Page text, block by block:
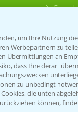
um Ihre Nutzung
Werbepartnern zu
Übermittlungen an
dass Ihre derart
zu unbedingt
die unten
können,